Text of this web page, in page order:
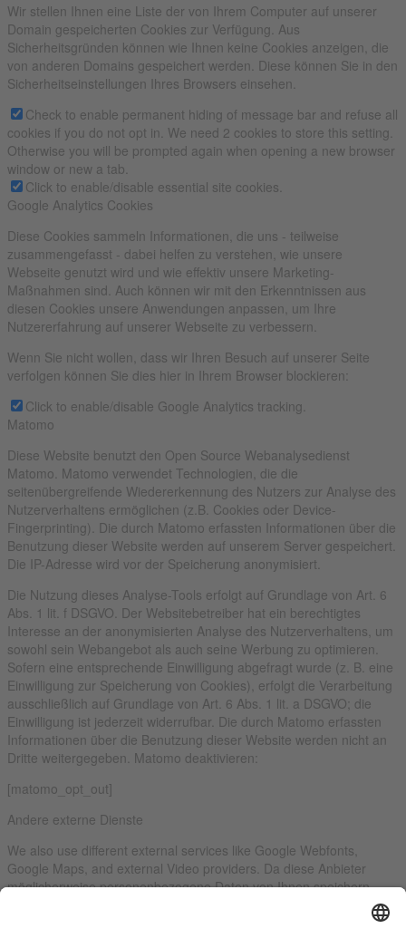
Wir stellen Ihnen eine Liste der von Ihrem Computer auf unserer
Domain gespeicherten Cookies zur Verfügung. Aus
Sicherheitsgründen können wie Ihnen keine Cookies anzeigen, die
von anderen Domains gespeichert werden. Diese können Sie in den
Sicherheitseinstellungen Ihres Browsers einsehen.
Check to enable permanent hiding of message bar and refuse all
cookies if you do not opt in. We need 2 cookies to store this setting.
Otherwise you will be prompted again when opening a new browser
window or new a tab.
Click to enable/disable essential site cookies.
Google Analytics Cookies
Diese Cookies sammeln Informationen, die uns - teilweise
zusammengefasst - dabei helfen zu verstehen, wie unsere
Webseite genutzt wird und wie effektiv unsere Marketing-
Maßnahmen sind. Auch können wir mit den Erkenntnissen aus
diesen Cookies unsere Anwendungen anpassen, um Ihre
Nutzererfahrung auf unserer Webseite zu verbessern.
Wenn Sie nicht wollen, dass wir Ihren Besuch auf unserer Seite
verfolgen können Sie dies hier in Ihrem Browser blockieren:
Click to enable/disable Google Analytics tracking.
Matomo
Diese Website benutzt den Open Source Webanalysedienst
Matomo. Matomo verwendet Technologien, die die
seitenübergreifende Wiedererkennung des Nutzers zur Analyse des
Nutzerverhaltens ermöglichen (z.B. Cookies oder Device-
Fingerprinting). Die durch Matomo erfassten Informationen über die
Benutzung dieser Website werden auf unserem Server gespeichert.
Die IP-Adresse wird vor der Speicherung anonymisiert.
Die Nutzung dieses Analyse-Tools erfolgt auf Grundlage von Art. 6
Abs. 1 lit. f DSGVO. Der Websitebetreiber hat ein berechtigtes
Interesse an der anonymisierten Analyse des Nutzerverhaltens, um
sowohl sein Webangebot als auch seine Werbung zu optimieren.
Sofern eine entsprechende Einwilligung abgefragt wurde (z. B. eine
Einwilligung zur Speicherung von Cookies), erfolgt die Verarbeitung
ausschließlich auf Grundlage von Art. 6 Abs. 1 lit. a DSGVO; die
Einwilligung ist jederzeit widerrufbar. Die durch Matomo erfassten
Informationen über die Benutzung dieser Website werden nicht an
Dritte weitergegeben. Matomo deaktivieren:
[matomo_opt_out]
Andere externe Dienste
We also use different external services like Google Webfonts,
Google Maps, and external Video providers. Da diese Anbieter
möglicherweise personenbezogene Daten von Ihnen speichern,
können Sie diese hier deaktivieren. Bitte beachten Sie, dass eine
Deaktivierung dieser Cookies die Funktionalität und das Aussehen